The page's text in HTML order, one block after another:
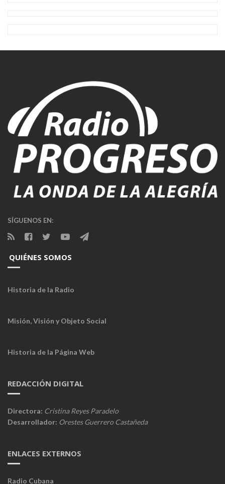
SÍGUENOS EN:
QUIÉNES SOMOS
Historia de la Radio
Misión, Visión y Objeto Social
Historia de la Página Web
REDACCIÓN DIGITAL
Directora: Cristina Reyes Paradelo
Desarrollador: Orestes Guerrero Castañeda
ENLACES EXTERNOS
Radio Cubana